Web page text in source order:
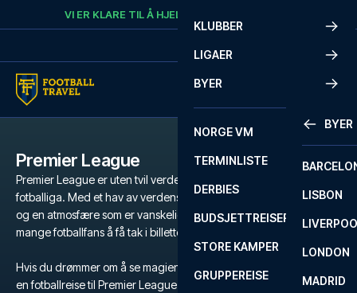
Skip to contentVI ER KLARE TIL Å HJELPE
KLUBBER
LIGAER
BYER
BYER
LISBON
LONDON
MADRID
NORGE VM
TERMINLISTE
DERBIES
BUDSJETTREISER
STORE KAMPER
GRUPPEREISE
Premier League
Premier League er uten tvil verdens mest populære og intense
fotballiga. Med et hav av verdensstjerner, legendariske klubber
og en atmosfære som er vanskelig å matche, er det en drøm for
mange fotballfans å få tak i billetter til Premier League.
Hvis du drømmer om å se magien utfolde seg på gressmatta, er
en fotballreise til Premier League den ultimate opplevelsen. Kjenn